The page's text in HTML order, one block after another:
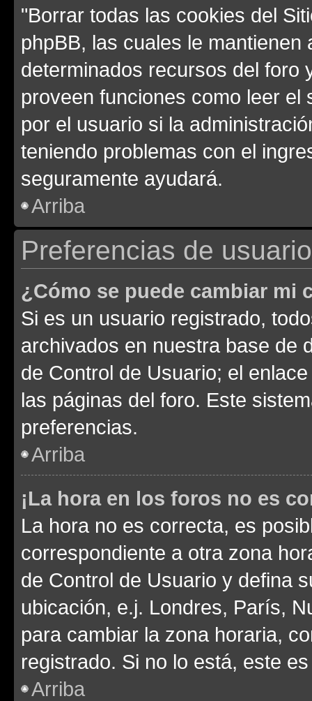
"Borrar todas las cookies del
phpBB, las cuales le
determinados recursos del foro
proveen funciones como leer el
por el usuario si la
teniendo problemas con el
seguramente ayudará.
Arriba
Preferencias de
¿Cómo se puede cambiar mi
Si es un usuario registrado,
archivados en nuestra base de
de Control de Usuario; el
las páginas del foro. Este
preferencias.
Arriba
¡La hora en los foros no es
La hora no es correcta, es
correspondiente a otra zona
de Control de Usuario y defina
ubicación, e.j. Londres, París,
para cambiar la zona horaria,
registrado. Si no lo está, este
Arriba